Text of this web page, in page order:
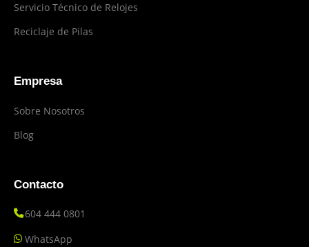
Servicio Técnico de Relojes
Reciclaje de Pilas
Empresa
Sobre Nosotros
Blog
Contacto
604 444 0801
WhatsApp